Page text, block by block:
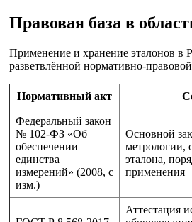
Правовая база в
Применение и хранение эталонов в
разветвлённой нормативно-
Нормативный акт
Федеральный закон
№ 102-ФЗ «Об
обеспечении
единства
измерений» (2008, с
изм.)
Основной
метрологии,
эталона,
применения
Аттестация